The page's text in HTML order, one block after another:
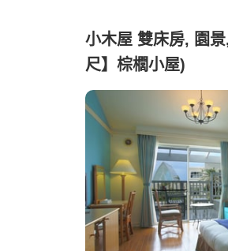
小木屋 雙床房, 園
尺】棕櫚小屋)